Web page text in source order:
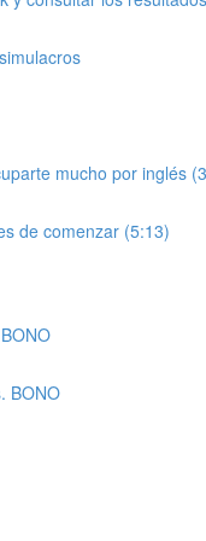
mucho por inglés
de comenzar (5:13)
BONO